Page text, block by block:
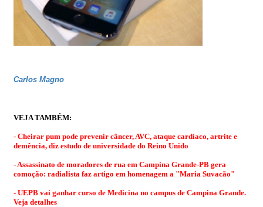
Carlos Magno
VEJA TAMBÉM:
- Cheirar pum pode prevenir câncer, AVC, ataque cardíaco, artrite e
demência, diz estudo de universidade do Reino Unido
- Assassinato de moradores de rua em Campina Grande-PB gera
comoção: radialista faz artigo em homenagem a "Maria Suvacão"
- UEPB vai ganhar curso de Medicina no campus de Campina Grande.
Veja detalhes